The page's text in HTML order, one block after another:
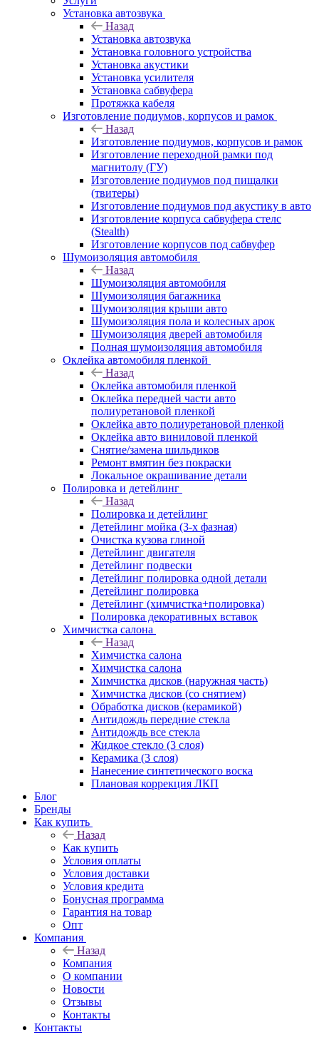
Установка автозвука
Назад
Установка автозвука
Установка головного устройства
Установка акустики
Установка усилителя
Установка сабвуфера
Протяжка кабеля
Изготовление подиумов, корпусов и рамок
Назад
Изготовление подиумов, корпусов и рамок
Изготовление переходной рамки под
магнитолу (ГУ)
Изготовление подиумов под пищалки
(твитеры)
Изготовление подиумов под акустику в авто
Изготовление корпуса сабвуфера стелс
(Stealth)
Изготовление корпусов под сабвуфер
Шумоизоляция автомобиля
Назад
Шумоизоляция автомобиля
Шумоизоляция багажника
Шумоизоляция крыши авто
Шумоизоляция пола и колесных арок
Шумоизоляция дверей автомобиля
Полная шумоизоляция автомобиля
Оклейка автомобиля пленкой
Назад
Оклейка автомобиля пленкой
Оклейка передней части авто
полиуретановой пленкой
Оклейка авто полиуретановой пленкой
Оклейка авто виниловой пленкой
Снятие/замена шильдиков
Ремонт вмятин без покраски
Локальное окрашивание детали
Полировка и детейлинг
Назад
Полировка и детейлинг
Детейлинг мойка (3-х фазная)
Очистка кузова глиной
Детейлинг двигателя
Детейлинг подвески
Детейлинг полировка одной детали
Детейлинг полировка
Детейлинг (химчистка+полировка)
Полировка декоративных вставок
Химчистка салона
Назад
Химчистка салона
Химчистка салона
Химчистка дисков (наружная часть)
Химчистка дисков (со снятием)
Обработка дисков (керамикой)
Антидождь передние стекла
Антидождь все стекла
Жидкое стекло (3 слоя)
Керамика (3 слоя)
Нанесение синтетического воска
Плановая коррекция ЛКП
Блог
Бренды
Как купить
Назад
Как купить
Условия оплаты
Условия доставки
Условия кредита
Бонусная программа
Гарантия на товар
Опт
Компания
Назад
Компания
О компании
Новости
Отзывы
Контакты
Контакты